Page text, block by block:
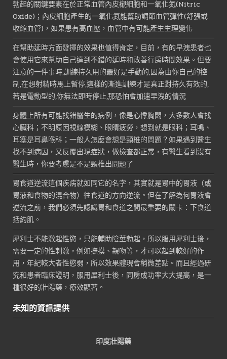
勃起的關鍵要素在於正常血管內皮襯細胞和一氧化氮(Nitric
Oxide)；內皮細胞產生的一氧化氮能幫助調節血管彈性(舒張或
收縮血管)，如果患有高血壓，血管中有可能產生生理變化
在幫助延時方面發揮的效果也值得肯定，目前，有的早洩患者也
會使用它來幫助自己達到不錯的延時和改善行房時間效果。但要
注意的一件事時,訓練持久用的最好是手動的,因為由你自己的控
制,在想射精時馬上暫停,這樣的漸進訓練才是真正對持久有效的,
若是電動型的,你無法即時停止,那恐怕會加速早洩的情況
身體上所有可能找錯醫生的病例，像是心悸胸悶，大多數人會找
心臟科；不明原因視線模糊、眼睛疲勞，想到就是眼科；耳鳴、
耳塞是耳鼻喉科；一般人怎麼會想是頸椎的問題？如果遇到醫生
找不到病因，又反覆出現症狀，做檢查都正常，有醫生看到沒有
醫生時，你要考慮是不是頸椎出問題了
胃食道逆流這個疾病就如同它的名字，其實就是胃中的胃液（或
胃液和食物的混合物）往食道的方向逆流。但在了解為何胃液會
逆流之前，我們必須先認識胃和食道之間最重要的關卡：下食道
括約肌。
犀利士不能激起性慾，只能輔助陰莖勃起，所以服用犀利士後，
需要一定的性刺激，例如撫摸、親吻等，才可以起到較好的作
用，年紀較大者性慾弱，所以效果體現會稍微差點。而且經過研
究和患者臨床證明，服用犀利士後，同房成功率大大提高，是一
種很好的壯陽藥，療效顯著。
未知的資訊提供
印度壯陽藥